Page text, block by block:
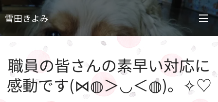
雪田きよみ
職員の皆さんの素早い対応に
感動です(⋈◍＞◡＜◍)。✧♡